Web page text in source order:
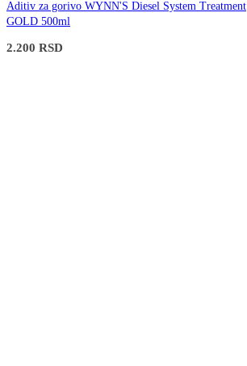
Aditiv za gorivo WYNN'S Diesel System Treatment
GOLD 500ml
2.200 RSD